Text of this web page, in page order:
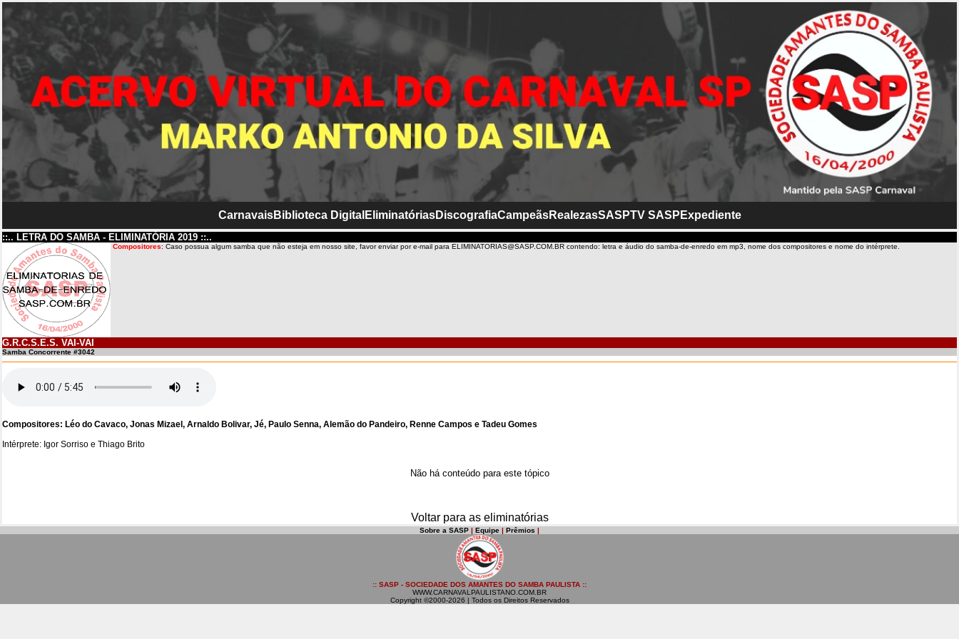
CarnavaisBiblioteca Digital EliminatóriasDiscografiaCampeãsRealezasSASPTV SASP Expediente
::.. LETRA DO SAMBA - ELIMINATÓRIA 2019 ::..
Compositores: Caso possua algum samba que não esteja em nosso site, favor enviar por e-mail para ELIMINATORIAS@SASP.COM.BR contendo: letra e áudio do samba-de-enredo em mp3, nome dos compositores e nome do intérprete.
G.R.C.S.E.S. VAI-VAI
Samba Concorrente #3042
Compositores: Léo do Cavaco, Jonas Mizael, Arnaldo Bolivar, Jé, Paulo Senna, Alemão do Pandeiro, Renne Campos e Tadeu Gomes
Intérprete: Igor Sorriso e Thiago Brito
Não há conteúdo para este tópico
Voltar para as eliminatórias
Sobre a SASP | Equipe | Prêmios |
:: SASP - SOCIEDADE DOS AMANTES DO SAMBA PAULISTA ::
WWW.CARNAVALPAULISTANO.COM.BR
Copyright ©2000-2026 | Todos os Direitos Reservados